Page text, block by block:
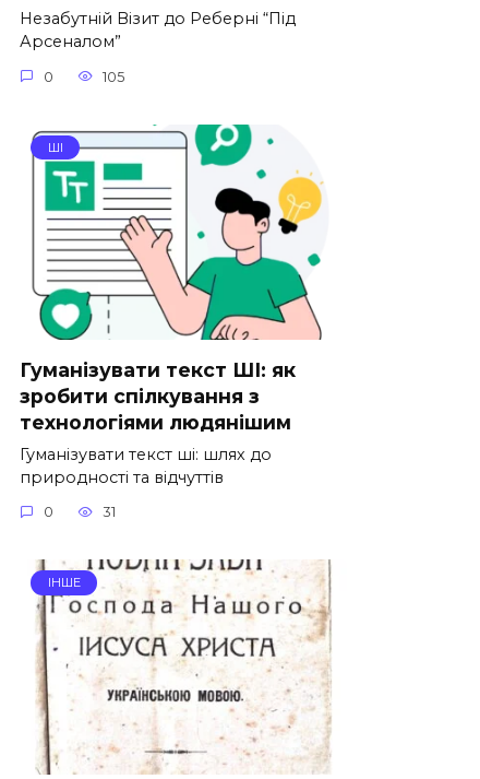
Незабутній Візит до Реберні “Під
Арсеналом”
0 105
ШІ
Гуманізувати текст ШІ: як
зробити спілкування з
технологіями людянішим
Гуманізувати текст ші: шлях до
природності та відчуттів
0 31
ІНШЕ